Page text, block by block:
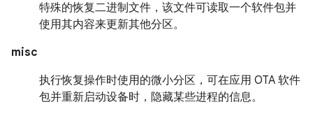
特殊的恢复二进制文件，该文件可读取一个软件包并
使用其内容来更新其他分区。
misc
执行恢复操作时使用的微小分区，可在应用 OTA 软件
包并重新启动设备时，隐藏某些进程的信息。